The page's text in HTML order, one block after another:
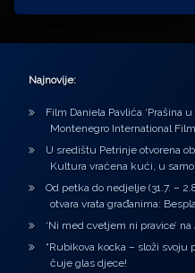
Najnovije:
Film Daniela Pavlića ‘Prašina
Montenegro International
U središtu Petrinje otvorena
Kultura vraćena kući, u samo
Od petka do nedjelje (31.7. –
otvara vrata građanima:
‘Ni med cvetjem ni pravice’
“Rubikova kocka – složi svoju
čuje glas djece!